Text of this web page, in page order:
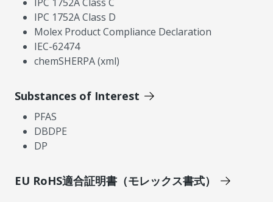
IPC 1752A Class D
Molex Product Compliance Declaration
IEC-62474
chemSHERPA (xml)
Substances of Interest
PFAS
DBDPE
DP
EU RoHS適合証明書（モレックス書式）